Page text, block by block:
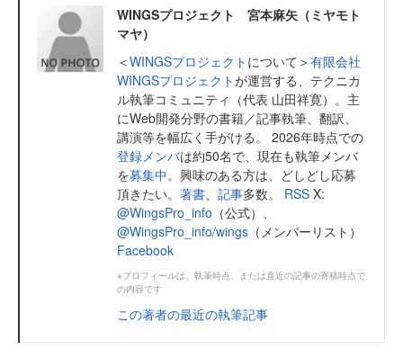
WINGSプロジェクト 宮本麻矢（ミヤモト
マヤ）
＜WINGSプロジェクト について＞有限会社
WINGSプロジェクトが運営する、テクニカ
ル執筆コミュニティ（代表 山田祥寛）。主
にWeb開発分野の書籍／記事執筆、翻訳、
講演等を幅広く手がける。 2026年時点での
登録メンバは約50名で、現在も執筆メンバ
を募集中。興味のある方は、どしどし応募
頂きたい。 著書 記事多数。 RSS X:
@WingsPro_info （公式）、
@WingsPro_info/wings （メンバーリスト）
Facebook
※プロフィールは、執筆時点、または直近の記事の寄稿時点で
の内容です
この著者の最近の執筆記事